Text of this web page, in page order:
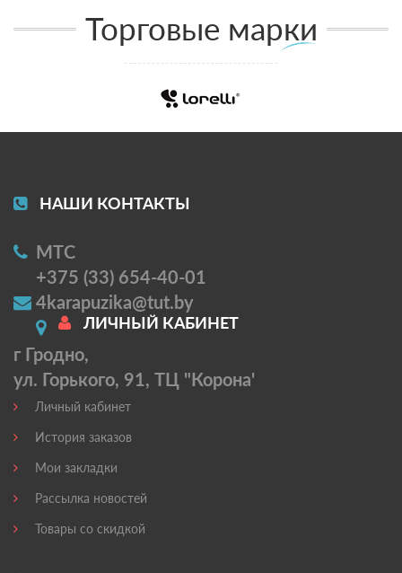
Торговые марки
НАШИ КОНТАКТЫ
МТС
+375 (33) 654-40-01
4karapuzika@tut.by
г Гродно,
ул. Горького, 91, ТЦ "Корона'
ЛИЧНЫЙ КАБИНЕТ
Личный кабинет
История заказов
Мои закладки
Рассылка новостей
Товары со скидкой